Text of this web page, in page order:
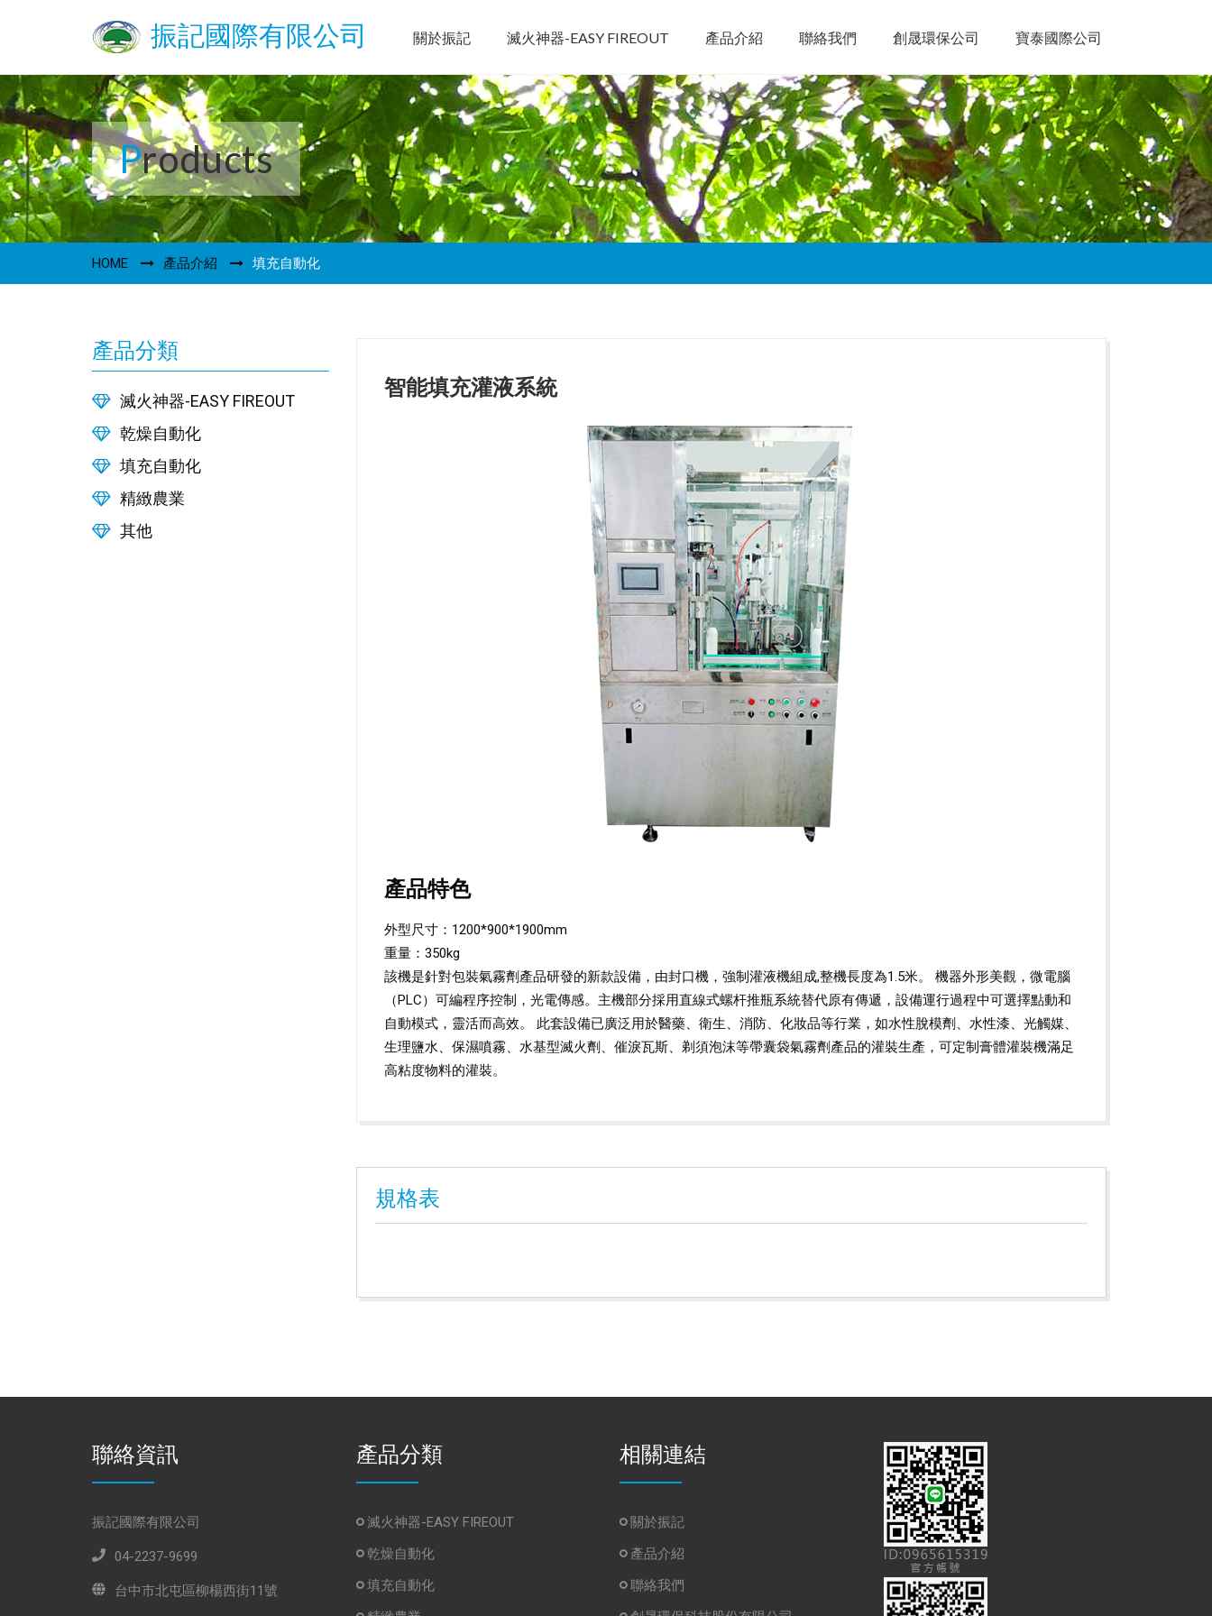
振記國際有限公司 關於振記 滅火神器-EASY FIREOUT 產品介紹 聯絡我們 創晟環保公司 寶泰國際公司
Products
HOME 產品介紹 填充自動化
產品分類
滅火神器-EASY FIREOUT
乾燥自動化
填充自動化
精緻農業
其他
智能填充灌液系統
產品特色
外型尺寸：1200*900*1900mm
重量：350kg
該機是針對包裝氣霧劑產品研發的新款設備，由封口機，強制灌液機組成,整機長度為1.5米。 機器外形美觀，微電腦
（PLC）可編程序控制，光電傳感。主機部分採用直線式螺杆推瓶系統替代原有傳遞，設備運行過程中可選擇點動和
自動模式，靈活而高效。 此套設備已廣泛用於醫藥、衛生、消防、化妝品等行業，如水性脫模劑、水性漆、光觸媒、
生理鹽水、保濕噴霧、水基型滅火劑、催淚瓦斯、剃須泡沫等帶囊袋氣霧劑產品的灌裝生產，可定制膏體灌裝機滿足
高粘度物料的灌裝。
規格表
聯絡資訊
振記國際有限公司
04-2237-9699
台中市北屯區柳楊西街11號
產品分類
滅火神器-EASY FIREOUT
乾燥自動化
填充自動化
相關連結
關於振記
產品介紹
聯絡我們